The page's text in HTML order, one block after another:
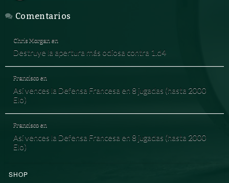
Comentarios
Chris Morgan en
Destruye la apertura más odiosa contra 1.d4
Franciscoen
Así vences la Defensa Francesa en 8 jugadas (hasta 2000
Elo)
Franciscoen
Así vences la Defensa Francesa en 8 jugadas (hasta 2000
Elo)
SHOP